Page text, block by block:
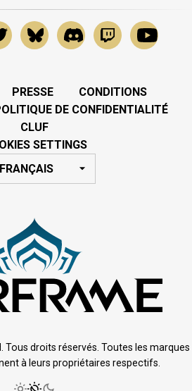
PRESSE
CONDITIONS
DE CONFIDENTIALITÉ
CLUF
SETTINGS
FRANÇAIS
Tous droits réservés. Toutes les marques
à leurs propriétaires respectifs.